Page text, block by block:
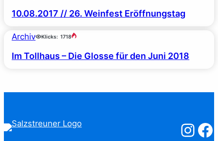
10.08.2017 // 26. Weinfest Eröffnungstag
Archiv Klicks: 1718
Im Tollhaus – Die Glosse für den Juni 2018